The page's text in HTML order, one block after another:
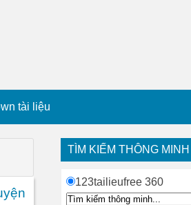
tài liệu
TÌM KIẾM THÔNG MINH
123tailieufree 360